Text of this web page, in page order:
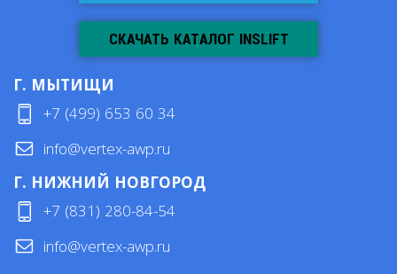
СКАЧАТЬ КАТАЛОГ INSLIFT
Г. МЫТИЩИ
+7 (499) 653 60 34
info@vertex-awp.ru
Г. НИЖНИЙ НОВГОРОД
+7 (831) 280-84-54
info@vertex-awp.ru